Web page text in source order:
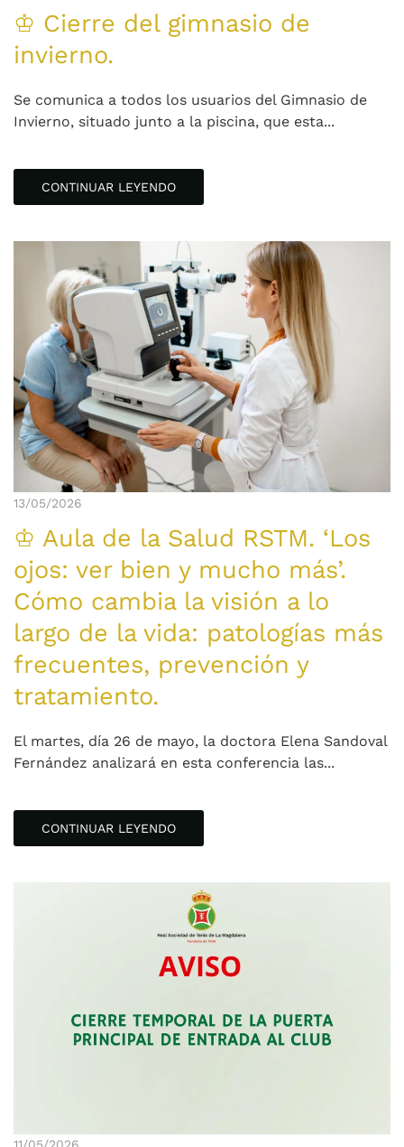
♔ Cierre del gimnasio de
invierno.
Se comunica a todos los usuarios del Gimnasio de
Invierno, situado junto a la piscina, que esta...
CONTINUAR LEYENDO
13/05/2026
♔ Aula de la Salud RSTM. ‘Los
ojos: ver bien y mucho más’.
Cómo cambia la visión a lo
largo de la vida: patologías más
frecuentes, prevención y
tratamiento.
El martes, día 26 de mayo, la doctora Elena Sandoval
Fernández analizará en esta conferencia las...
CONTINUAR LEYENDO